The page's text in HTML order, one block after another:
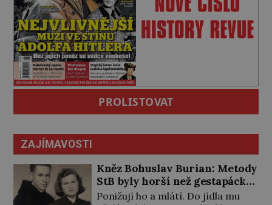
PROLISTOVAT
ZAJÍMAVOSTI
Kněz Bohuslav Burian: Metody
StB byly horší než gestapácké
trýznění
Ponižují ho a mlátí. Do jídla mu